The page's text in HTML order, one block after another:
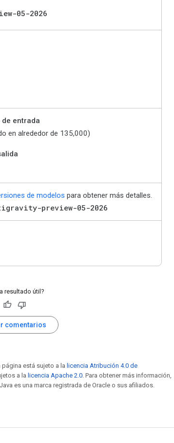
05-2026
entrada
en alrededor de 135,000)
de modelos para obtener más detalles.
preview-05-2026
resultado útil?
comentarios
está sujeto a la licencia Atribución 4.0 de
a la licencia Apache 2.0 . Para obtener más información,
. Java es una marca registrada de Oracle o sus afiliados.